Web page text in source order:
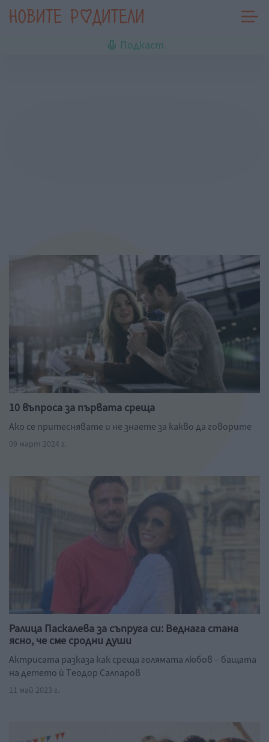
Подкаст
10 въпроса за първата среща
Ако се притеснявате и не знаете за какво да говорите
09 март 2024 г.
Ралица Паскалева за съпруга си: Веднага стана
ясно, че сме сродни души
Актрисата разказа как среща голямата любов – бащата
на детето ѝ Тeодор Салпаров
11 май 2023 г.